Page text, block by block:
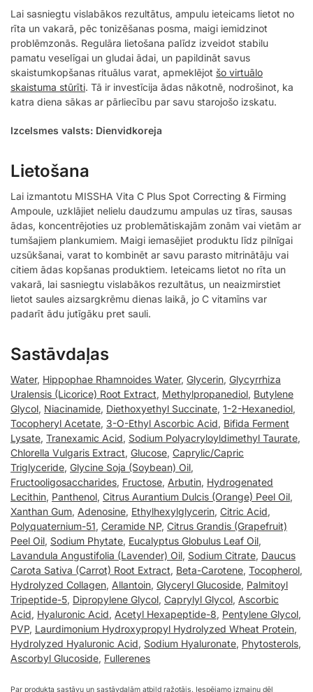
Lai sasniegtu vislabākos rezultātus, ampulu ieteicams lietot no
rīta un vakarā, pēc tonizēšanas posma, maigi iemidzinot
problēmzonās. Regulāra lietošana palīdz izveidot stabilu
pamatu veselīgai un gludai ādai, un papildināt savus
skaistumkopšanas rituālus varat, apmeklējot šo virtuālo
skaistuma stūrīti. Tā ir investīcija ādas nākotnē, nodrošinot, ka
katra diena sākas ar pārliecību par savu starojošo izskatu.
Izcelsmes valsts: Dienvidkoreja
Lietošana
Lai izmantotu MISSHA Vita C Plus Spot Correcting & Firming
Ampoule, uzklājiet nelielu daudzumu ampulas uz tīras, sausas
ādas, koncentrējoties uz problemātiskajām zonām vai vietām ar
tumšajiem plankumiem. Maigi iemasējiet produktu līdz pilnīgai
uzsūkšanai, varat to kombinēt ar savu parasto mitrinātāju vai
citiem ādas kopšanas produktiem. Ieteicams lietot no rīta un
vakarā, lai sasniegtu vislabākos rezultātus, un neaizmirstiet
lietot saules aizsargkrēmu dienas laikā, jo C vitamīns var
padarīt ādu jutīgāku pret sauli.
Sastāvdaļas
Water, Hippophae Rhamnoides Water, Glycerin, Glycyrrhiza
Uralensis (Licorice) Root Extract, Methylpropanediol, Butylene
Glycol, Niacinamide, Diethoxyethyl Succinate, 1-2-Hexanediol,
Tocopheryl Acetate, 3-O-Ethyl Ascorbic Acid, Bifida Ferment
Lysate, Tranexamic Acid, Sodium Polyacryloyldimethyl Taurate,
Chlorella Vulgaris Extract, Glucose, Caprylic/Capric
Triglyceride, Glycine Soja (Soybean) Oil,
Fructooligosaccharides, Fructose, Arbutin, Hydrogenated
Lecithin, Panthenol, Citrus Aurantium Dulcis (Orange) Peel Oil,
Xanthan Gum, Adenosine, Ethylhexylglycerin, Citric Acid,
Polyquaternium-51, Ceramide NP, Citrus Grandis (Grapefruit)
Peel Oil, Sodium Phytate, Eucalyptus Globulus Leaf Oil,
Lavandula Angustifolia (Lavender) Oil, Sodium Citrate, Daucus
Carota Sativa (Carrot) Root Extract, Beta-Carotene, Tocopherol,
Hydrolyzed Collagen, Allantoin, Glyceryl Glucoside, Palmitoyl
Tripeptide-5, Dipropylene Glycol, Caprylyl Glycol, Ascorbic
Acid, Hyaluronic Acid, Acetyl Hexapeptide-8, Pentylene Glycol,
PVP, Laurdimonium Hydroxypropyl Hydrolyzed Wheat Protein,
Hydrolyzed Hyaluronic Acid, Sodium Hyaluronate, Phytosterols,
Ascorbyl Glucoside, Fullerenes
Par produkta sastāvu un sastāvdaļām atbild ražotājs. Iespējamo izmaiņu dēļ